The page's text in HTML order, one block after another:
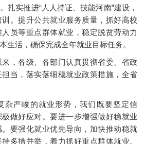
扎实推进“人人持证、技能河南”建设，
。提升公共就业服务质量，抓好高校
员等重点群体就业，稳定脱贫劳动力
生活，确保完成全年就业目标任务。
各级、各部门认真贯彻省委、省政
当，落实落细稳就业政策措施，全省
严峻的就业形势，我们既要坚定信
做好应对。要进一步增强做好稳就业
要强化就业优先导向，加快推动稳就
多措并举，着力抓好重点群体就业。